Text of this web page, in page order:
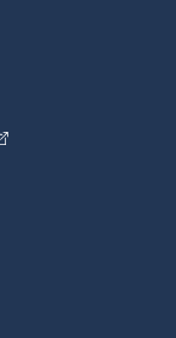
hyperlien
s'ouvrira
externe
s'ouvrira dans une